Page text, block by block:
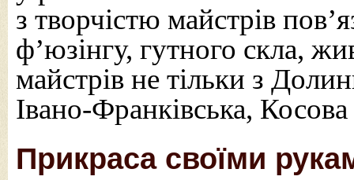
з творчістю майстрів
ф’юзінгу, гутного скла,
майстрів не тільки з
Івано-Франківська,
Прикраса своїми